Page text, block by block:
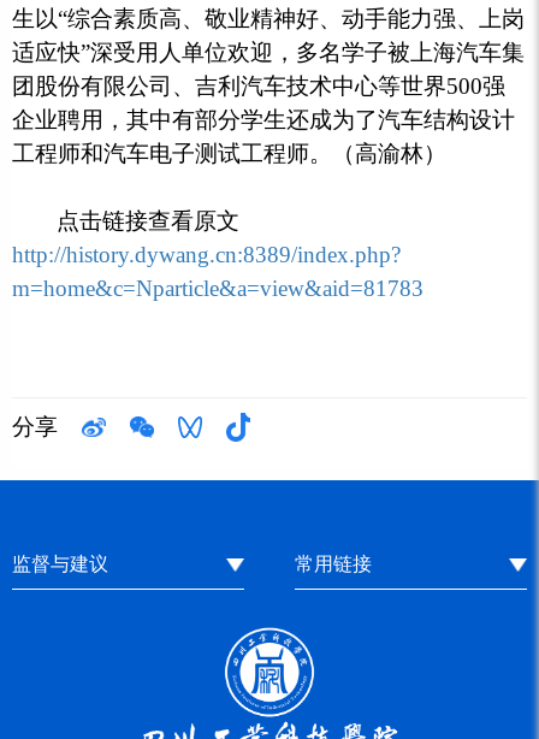
生以“综合素质高、敬业精神好、动手能力强、上岗
适应快”深受用人单位欢迎，多名学子被上海汽车集
团股份有限公司、吉利汽车技术中心等世界500强
企业聘用，其中有部分学生还成为了汽车结构设计
工程师和汽车电子测试工程师。（高渝林）
点击链接查看原文
http://history.dywang.cn:8389/index.php?
m=home&c=Nparticle&a=view&aid=81783
分享
监督与建议 常用链接